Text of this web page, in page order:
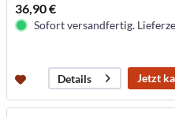
36,90 €
Sofort versandfertig.
Details Jetzt